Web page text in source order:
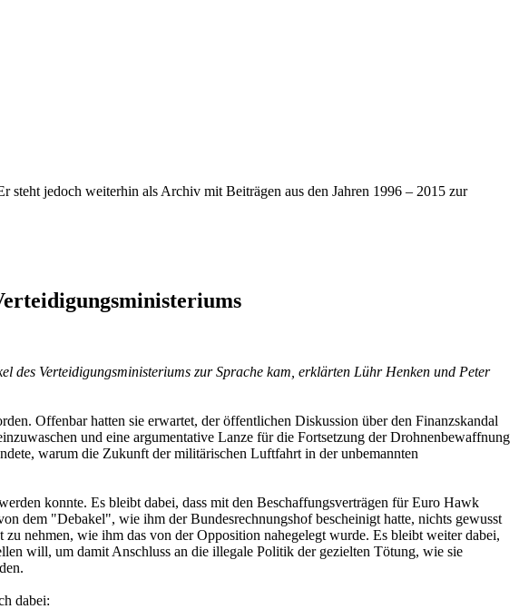
steht jedoch weiterhin als Archiv mit Beiträgen aus den Jahren 1996 – 2015 zur
des Verteidigungsministeriums zur Sprache kam, erklärten Lühr Henken und Peter
Offenbar hatten sie erwartet, der öffentlichen Diskussion über den Finanzskandal
und eine argumentative Lanze für die Fortsetzung der Drohnenbewaffnung
warum die Zukunft der militärischen Luftfahrt in der unbemannten
konnte. Es bleibt dabei, dass mit den Beschaffungsverträgen für Euro Hawk
dem "Debakel", wie ihm der Bundesrechnungshof bescheinigt hatte, nichts gewusst
nehmen, wie ihm das von der Opposition nahegelegt wurde. Es bleibt weiter dabei,
will, um damit Anschluss an die illegale Politik der gezielten Tötung, wie sie
dabei: